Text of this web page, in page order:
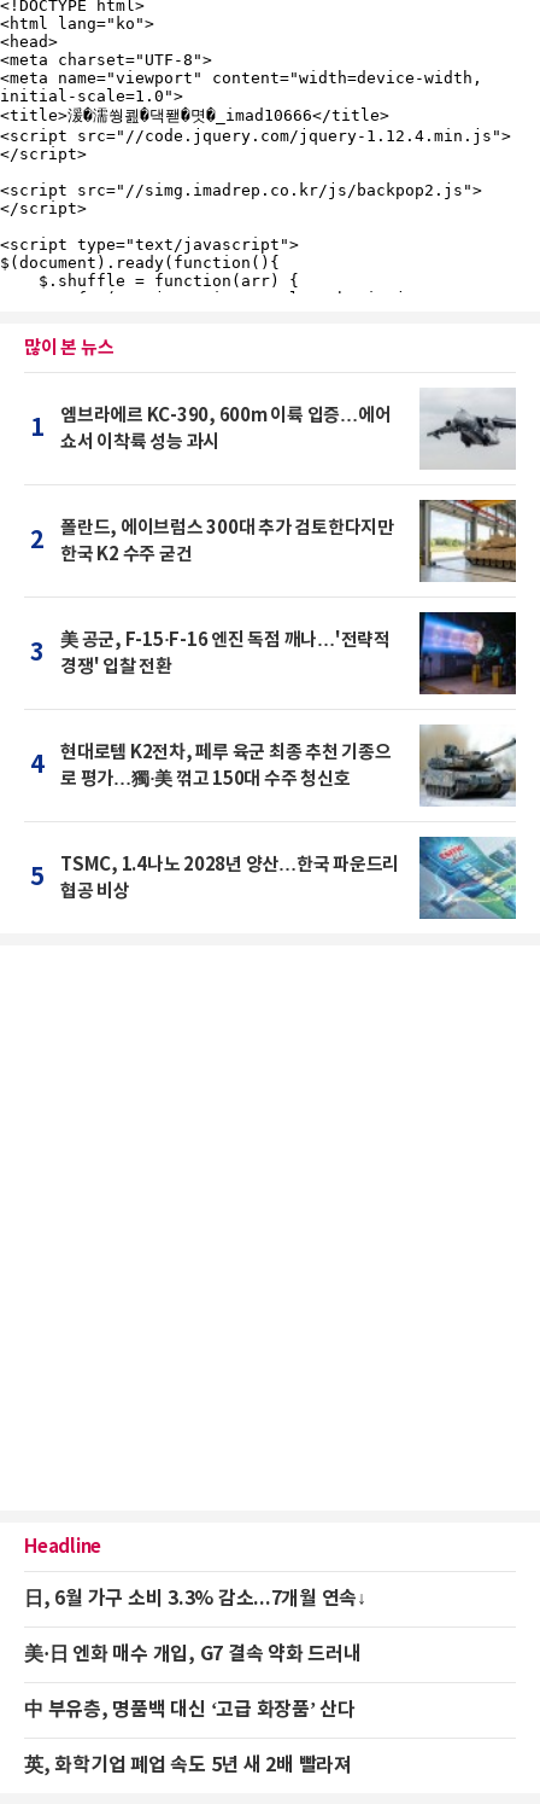
많이 본 뉴스
1
엠브라에르 KC-390, 600m 이륙 입증…에어
쇼서 이착륙 성능 과시
2
폴란드, 에이브럼스 300대 추가 검토한다지만
한국 K2 수주 굳건
3
美 공군, F-15·F-16 엔진 독점 깨나…'전략적
경쟁' 입찰 전환
4
현대로템 K2전차, 페루 육군 최종 추천 기종으
로 평가…獨·美 꺾고 150대 수주 청신호
5
TSMC, 1.4나노 2028년 양산…한국 파운드리
협공 비상
Headline
日, 6월 가구 소비 3.3% 감소...7개월 연속↓
美·日 엔화 매수 개입, G7 결속 약화 드러내
中 부유층, 명품백 대신 ‘고급 화장품’ 산다
英, 화학기업 폐업 속도 5년 새 2배 빨라져